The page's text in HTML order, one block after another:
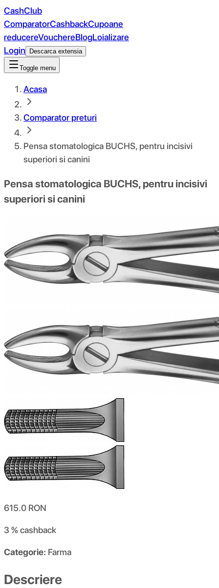
CashClub
ComparatorCashbackCupoane
reducereVouchereBlogLoializare
Login
Descarca extensia
Toggle menu
Acasa
Comparator preturi
Pensa stomatologica BUCHS, pentru incisivi
superiori si canini
Pensa stomatologica BUCHS, pentru incisivi
superiori si canini
615.0 RON
3 %cashback
Categorie: Farma
Descriere